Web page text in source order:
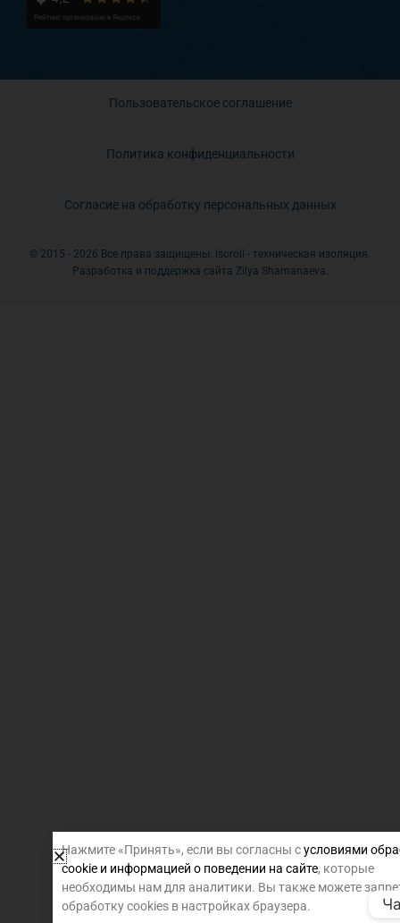
Пользовательское соглашение
Политика конфиденциальности
Согласие на обработку персональных данных
© 2015 - 2026 Все права защищены. Isoroll - техническая изоляция.
Разработка и поддержка сайта Zilya Shamanaeva.
Нажмите «Принять», если вы согласны сусловиями
cookie и информацией о поведении на сайте, которые
необходимы нам для аналитики. Вы также можете
обработку cookies в настройках браузера.